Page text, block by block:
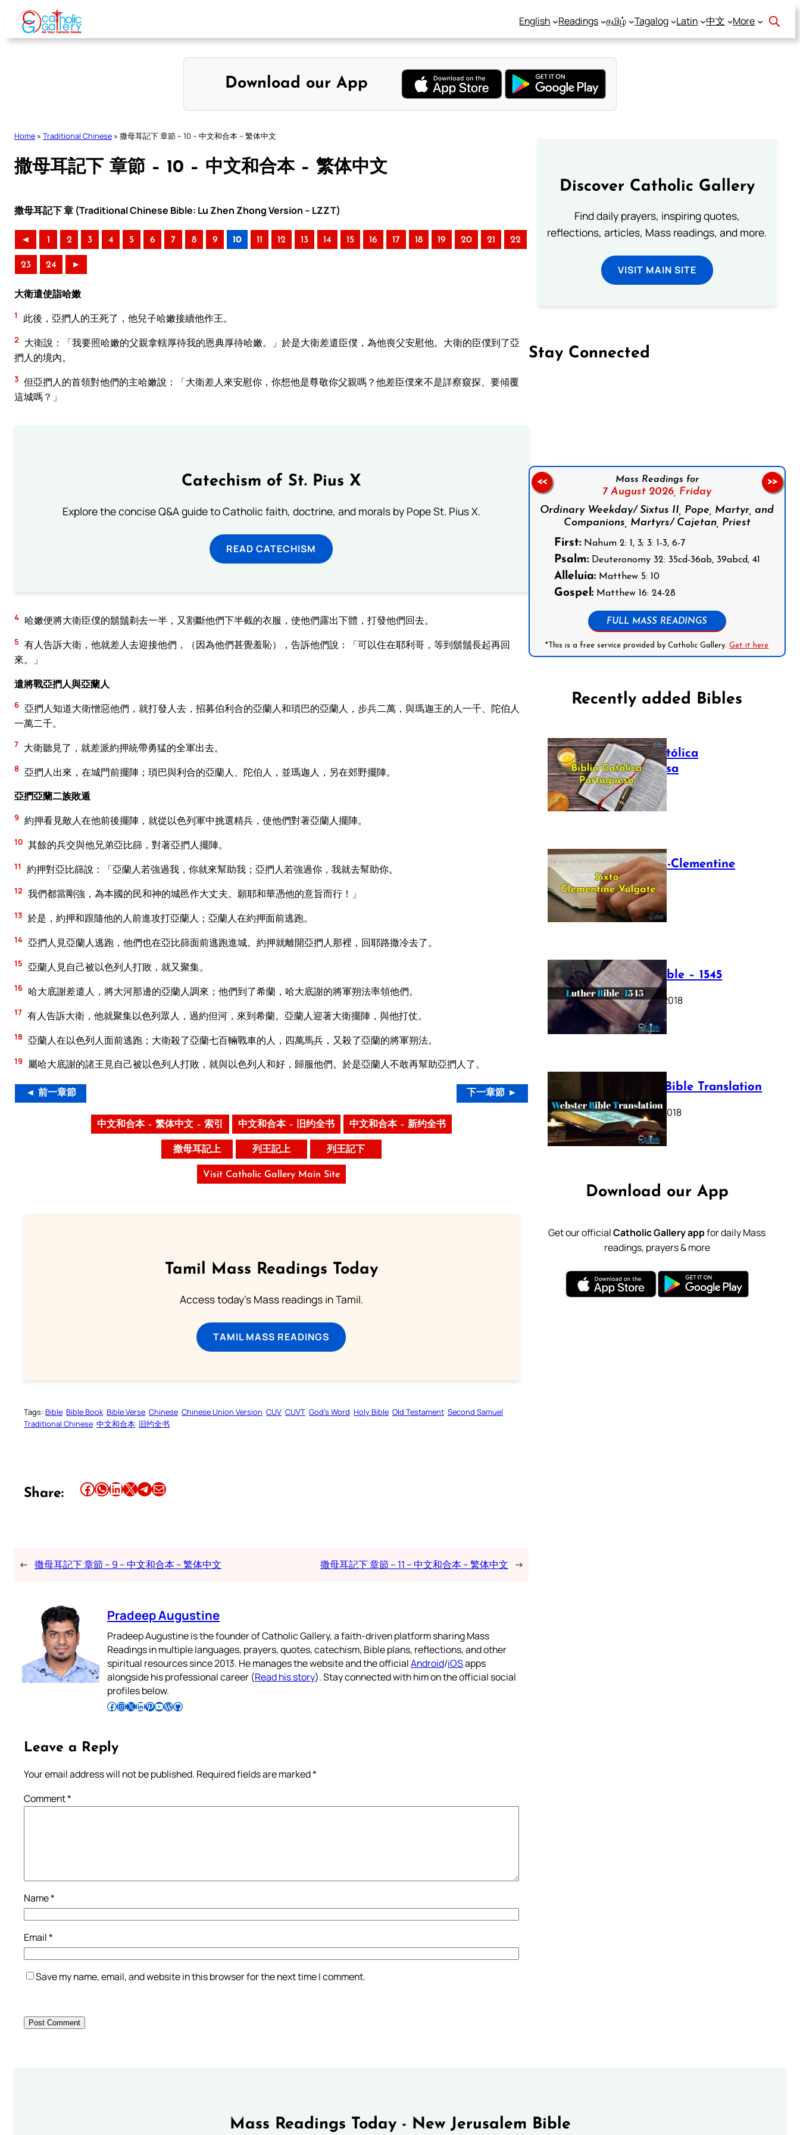
Skip
content
English Readings தமிழ் Tagalog Latin 中文 More
Download our App
Home » Traditional Chinese » 撒母耳記下 章節 – 10 – 中文和合本 – 繁体中文
撒母耳記下 章節 – 10 – 中文和合本 – 繁体中文
撒母耳記下 章 (Traditional Chinese Bible: Lu Zhen Zhong Version – LZZT)
◄ 1 2 3 4 5 6 7 8 9 10 11 12 13 14 15 16 17 18 19 20 21 22
23 24 ►
大衛遣使詣哈嫩
1 此後，亞捫人的王死了，他兒子哈嫩接續他作王。
2
大衛說：「我要照哈嫩的父親拿轄厚待我的恩典厚待哈嫩。」於是大衛差遣臣僕，為他喪父安慰他。大衛的臣僕到了亞
捫人的境內。
3 但亞捫人的首領對他們的主哈嫩說：「大衛差人來安慰你，你想他是尊敬你父親嗎？他差臣僕來不是詳察窺探、要傾覆
這城嗎？」
Catechism of St. Pius X
Explore the concise Q&A guide to Catholic faith, doctrine, and morals by Pope St. Pius X.
READ CATECHISM
4 哈嫩便將大衛臣僕的鬍鬚剃去一半，又割斷他們下半截的衣服，使他們露出下體，打發他們回去。
5 有人告訴大衛，他就差人去迎接他們，（因為他們甚覺羞恥），告訴他們說：「可以住在耶利哥，等到鬍鬚長起再回
來。」
遣將戰亞捫人與亞蘭人
6 亞捫人知道大衛憎惡他們，就打發人去，招募伯利合的亞蘭人和瑣巴的亞蘭人，步兵二萬，與瑪迦王的人一千、陀伯人
一萬二千。
7 大衛聽見了，就差派約押統帶勇猛的全軍出去。
8 亞捫人出來，在城門前擺陣；瑣巴與利合的亞蘭人、陀伯人，並瑪迦人，另在郊野擺陣。
亞捫亞蘭二族敗遁
9 約押看見敵人在他前後擺陣，就從以色列軍中挑選精兵，使他們對著亞蘭人擺陣。
10 其餘的兵交與他兄弟亞比篩，對著亞捫人擺陣。
11 約押對亞比篩說：「亞蘭人若強過我，你就來幫助我；亞捫人若強過你，我就去幫助你。
12 我們都當剛強，為本國的民和神的城邑作大丈夫。願耶和華憑他的意旨而行！」
13 於是，約押和跟隨他的人前進攻打亞蘭人；亞蘭人在約押面前逃跑。
14 亞捫人見亞蘭人逃跑，他們也在亞比篩面前逃跑進城。約押就離開亞捫人那裡，回耶路撒冷去了。
15 亞蘭人見自己被以色列人打敗，就又聚集。
16 哈大底謝差遣人，將大河那邊的亞蘭人調來；他們到了希蘭，哈大底謝的將軍朔法率領他們。
17 有人告訴大衛，他就聚集以色列眾人，過約但河，來到希蘭。亞蘭人迎著大衛擺陣，與他打仗。
18 亞蘭人在以色列人面前逃跑；大衛殺了亞蘭七百輛戰車的人，四萬馬兵，又殺了亞蘭的將軍朔法。
19 屬哈大底謝的諸王見自己被以色列人打敗，就與以色列人和好，歸服他們。於是亞蘭人不敢再幫助亞捫人了。
◄ 前一章節 下一章節 ►
中文和合本 – 繁体中文 – 索引 中文和合本 – 旧约全书 中文和合本 – 新约全书
撒母耳記上 列王記上 列王記下
Visit Catholic Gallery Main Site
Tamil Mass Readings Today
Access today's Mass readings in Tamil.
TAMIL MASS READINGS
Tags: Bible Bible Book Bible Verse Chinese Chinese Union Version CUV CUVT God’s Word Holy Bible Old Testament Second Samuel
Traditional Chinese 中文和合本 旧约全书
Share: Share this article on Facebook Share this article on WhatsApp Share this article on LinkedIn Share this article on X Share this article on TelegramEmail this Article
← 撒母耳記下 章節 – 9 – 中文和合本 – 繁体中文 撒母耳記下 章節 – 11 – 中文和合本 – 繁体中文 →
Pradeep Augustine
Pradeep Augustine is the founder of Catholic Gallery, a faith-driven platform sharing Mass
Readings in multiple languages, prayers, quotes, catechism, Bible plans, reflections, and other
spiritual resources since 2013. He manages the website and the officialAndroid/iOSapps
alongside his professional career (Read his story). Stay connected with him on the official social
profiles below.
Follow Pradeep on Facebook Follow Pradeep on InstagramFollow Pradeep on X Follow Pradeep on LinkedIn Follow Pradeep on Pinterest Subscribe to Pradeep’s Youtube Channel Follow Pradeep on WordPress Follow Pradeep on GitHub
Leave a Reply
Your email address will not be published. Required fields are marked*
Comment*
Name*
Email*
Save my name, email, and website in this browser for the next time I comment.
Discover Catholic Gallery
Find daily prayers, inspiring quotes,
reflections, articles, Mass readings, and more.
VISIT MAIN SITE
Stay Connected
Mass Readings for
7 August 2026, Friday
Ordinary Weekday/ Sixtus II, Pope, Martyr, and
Companions, Martyrs/ Cajetan, Priest
First:Nahum 2: 1, 3; 3: 1-3, 6-7
Psalm:Deuteronomy 32: 35cd-36ab, 39abcd, 41
Alleluia:Matthew 5: 10
Gospel:Matthew 16: 24-28
FULL MASS READINGS
*This is a free service provided by Catholic Gallery.Get it here
<< >>
Recently added Bibles
Bíblia Católica
Portuguesa
July 16, 2025
The Sixto-Clementine
Vulgate
July 12, 2025
Luther Bible – 1545
October 17, 2018
Webster Bible Translation
October 11, 2018
Download our App
Get our officialCatholic Gallery appfor daily Mass
readings, prayers & more
Mass Readings Today - New Jerusalem Bible